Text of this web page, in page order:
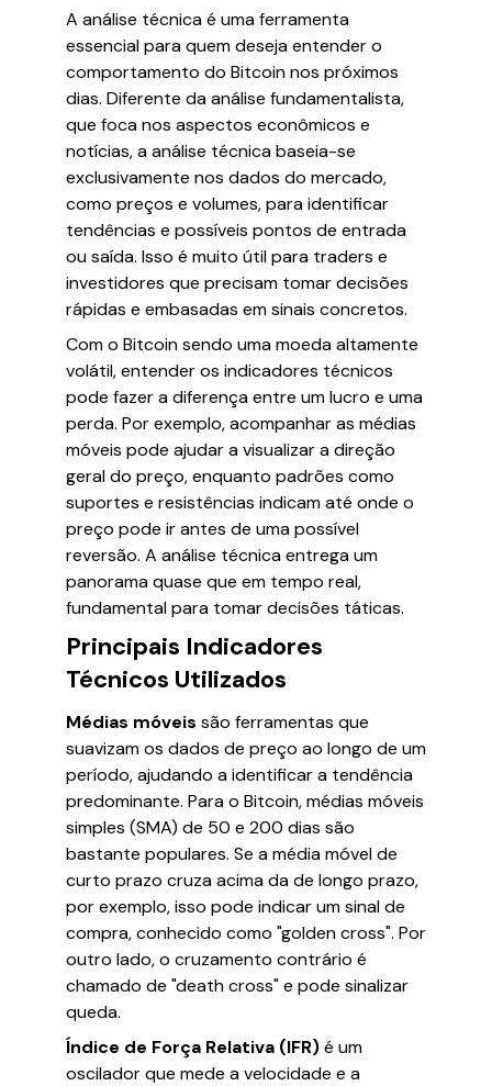
A análise técnica é uma ferramenta
essencial para quem deseja entender o
comportamento do Bitcoin nos próximos
dias. Diferente da análise fundamentalista,
que foca nos aspectos econômicos e
notícias, a análise técnica baseia-se
exclusivamente nos dados do mercado,
como preços e volumes, para identificar
tendências e possíveis pontos de entrada
ou saída. Isso é muito útil para traders e
investidores que precisam tomar decisões
rápidas e embasadas em sinais concretos.
Com o Bitcoin sendo uma moeda altamente
volátil, entender os indicadores técnicos
pode fazer a diferença entre um lucro e uma
perda. Por exemplo, acompanhar as médias
móveis pode ajudar a visualizar a direção
geral do preço, enquanto padrões como
suportes e resistências indicam até onde o
preço pode ir antes de uma possível
reversão. A análise técnica entrega um
panorama quase que em tempo real,
fundamental para tomar decisões táticas.
Principais Indicadores
Técnicos Utilizados
Médias móveis são ferramentas que
suavizam os dados de preço ao longo de um
período, ajudando a identificar a tendência
predominante. Para o Bitcoin, médias móveis
simples (SMA) de 50 e 200 dias são
bastante populares. Se a média móvel de
curto prazo cruza acima da de longo prazo,
por exemplo, isso pode indicar um sinal de
compra, conhecido como "golden cross". Por
outro lado, o cruzamento contrário é
chamado de "death cross" e pode sinalizar
queda.
Índice de Força Relativa (IFR)é um
oscilador que mede a velocidade e a